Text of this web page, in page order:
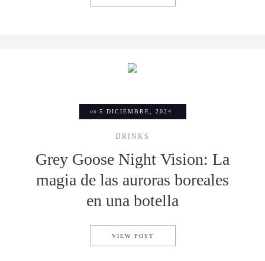
on 5 DICIEMBRE, 2024
DRINKS
Grey Goose Night Vision: La
magia de las auroras boreales
en una botella
VIEW POST